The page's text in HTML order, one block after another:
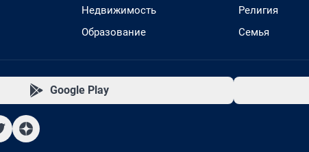
Недвижимость
Образование
Религия
Семья
Google Play